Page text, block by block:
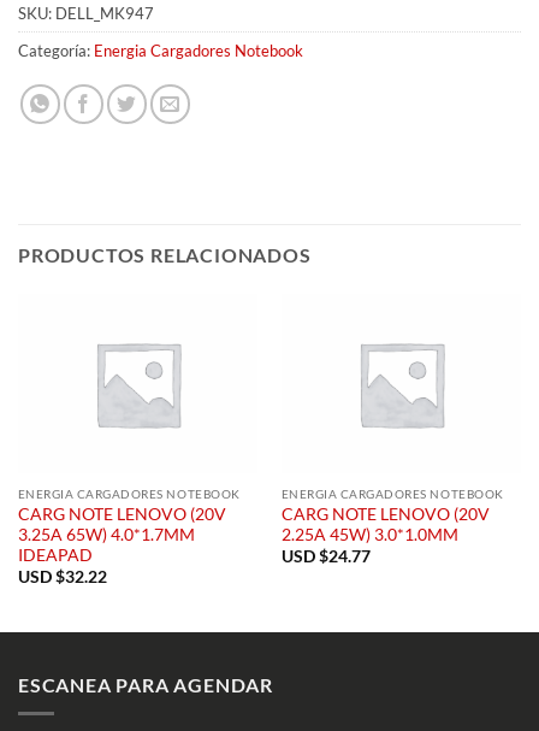
SKU: DELL_MK947
Categoría: Energia Cargadores Notebook
PRODUCTOS RELACIONADOS
ENERGIA CARGADORES NOTEBOOK
CARG NOTE LENOVO (20V
3.25A 65W) 4.0*1.7MM
IDEAPAD
USD $32.22
ENERGIA CARGADORES NOTEBOOK
CARG NOTE LENOVO (20V
2.25A 45W) 3.0*1.0MM
USD $24.77
ESCANEA PARA AGENDAR